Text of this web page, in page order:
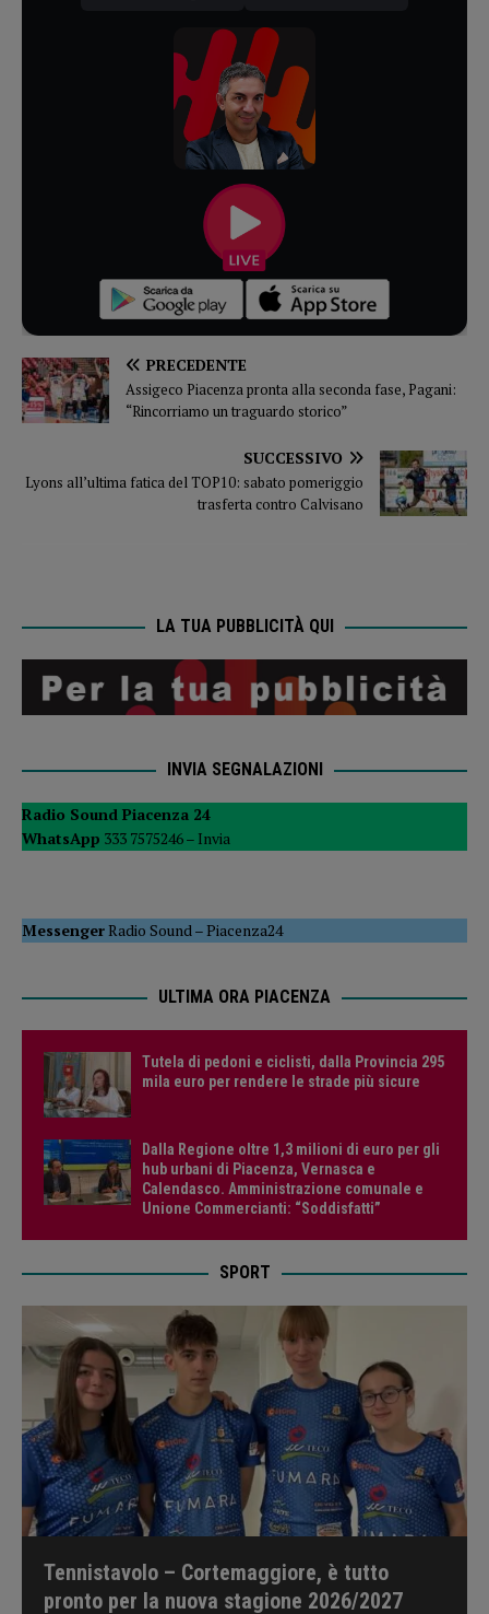
PRECEDENTE
Assigeco Piacenza pronta alla seconda fase, Pagani:
“Rincorriamo un traguardo storico”
SUCCESSIVO
Lyons all’ultima fatica del TOP10: sabato pomeriggio
trasferta contro Calvisano
LA TUA PUBBLICITÀ QUI
INVIA SEGNALAZIONI
Radio Sound Piacenza 24
WhatsApp 333 7575246 – Invia
MessengerRadio Sound –Piacenza24
ULTIMA ORA PIACENZA
Tutela di pedoni e ciclisti, dalla Provincia 295
mila euro per rendere le strade più sicure
Dalla Regione oltre 1,3 milioni di euro per gli
hub urbani di Piacenza, Vernasca e
Calendasco. Amministrazione comunale e
Unione Commercianti: “Soddisfatti”
SPORT
Tennistavolo – Cortemaggiore, è tutto
pronto per la nuova stagione 2026/2027